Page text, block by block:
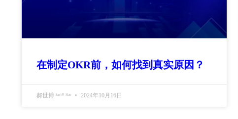
在制定OKR前，如何找到真实原因？
郝世博 ᴶᵃᵛᵉⁿ ᴴᵃᵒ 2024年10月16日